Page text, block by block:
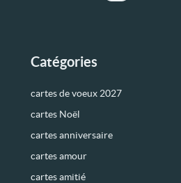
Catégories
cartes de voeux 2027
cartes Noël
cartes anniversaire
cartes amour
cartes amitié